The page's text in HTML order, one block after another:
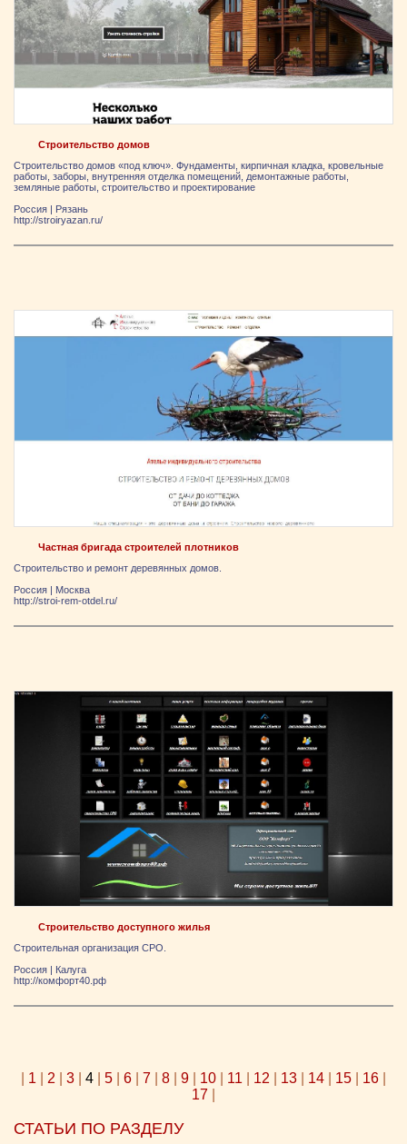
Строительство домов
Строительство домов «под ключ». Фундаменты, кирпичная кладка, кровельные
работы, заборы, внутренняя отделка помещений, демонтажные работы,
земляные работы, строительство и проектирование
Россия
Рязань
http://stroiryazan.ru/
Частная бригада строителей плотников
Строительство и ремонт деревянных домов.
Россия | Москва
http://stroi-rem-otdel.ru/
Строительство доступного жилья
Строительная организация СРО.
Россия | Калуга
http://комфорт40.рф
1 2 3 4 5 6 7 8 9 10 11 12 13 14 15 16
17
СТАТЬИ ПО РАЗДЕЛУ